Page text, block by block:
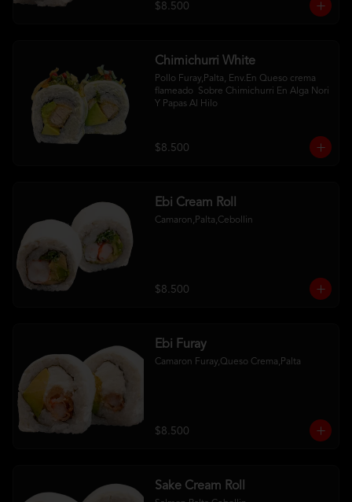
$8.500
Chimichurri White
Pollo Furay,Palta, Env.En Queso crema
flameado  Sobre Chimichurri En Alga Nori
Y Papas Al Hilo
$8.500
Ebi Cream Roll
Camaron,Palta,Cebollin
$8.500
Ebi Furay
Camaron Furay,Queso Crema,Palta
$8.500
Sake Cream Roll